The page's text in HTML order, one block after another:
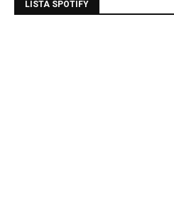
LISTA SPOTIFY